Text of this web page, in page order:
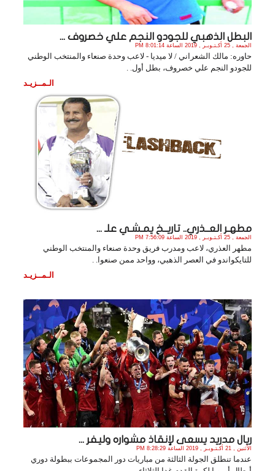
البطل الذهبي للجودو النجم علي خصروف ...
الجمعة , 25 أكـتـوبـر , 2019 الساعة 8:01:14 PM
حاوره: مالك الشعراني / لا ميديا - لاعب وحدة صنعاء والمنتخب الوطني
للجودو النجم علي خصروف، بطل أول. .
الـمــزيـد
مطهـر العــذري.. تاريــخ يمـشـي علـ ...
الجمعة , 25 أكـتـوبـر , 2019 الساعة 7:56:09 PM
مطهر العذري، لاعب ومدرب فريق وحدة صنعاء والمنتخب الوطني
للتايكواندو في العصر الذهبي، وواحد ممن صنعوا. .
الـمــزيـد
ريال مدريد يسعى لإنقاذ مشواره وليفر ...
الأثنين , 21 أكـتـوبـر , 2019 الساعة 8:28:29 PM
عندما تنطلق الجولة الثالثة من مباريات دور المجموعات ببطولة دوري